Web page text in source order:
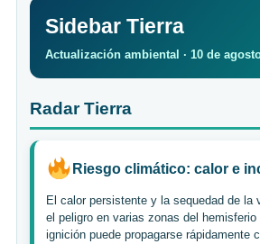
Sidebar Tierra
Actualización ambiental · 10 de
Radar Tierra
Riesgo climático: calor e
El calor persistente y la sequedad de la
el peligro en varias zonas del hemisferio
ignición puede propagarse rápidamente